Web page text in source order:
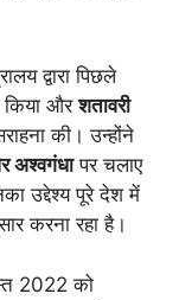
द्वारा पिछले
किया औरशतावरी
की। उन्होंने
अश्वगंधापर चलाए
उद्देश्य पूरे देश में
करना रहा है।
2022 को